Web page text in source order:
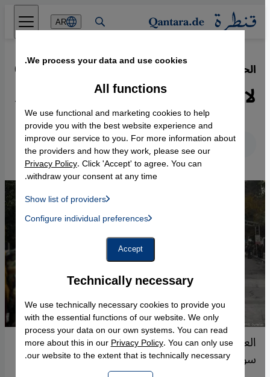
Direkt zum Inhalt springen
AR
الحرب السورية وعودة اللاجئين السوريين·
07.07.2019
لا سلام في سوريا بوجود الأسد
Deutsch
English عربي
العفو الدولية: عودة اللاجئين السوريين في لبنان إلى
سوريا سابقة لأوانها.
We process your data and use cookies.
Technically necessary
We use technically necessary cookies to provide you
with the essential functions of our website. We only
process your data on our own systems. You can read
more about this in ourPrivacy Policy. You can only use
our website to the extent that is technically necessary.
All functions
We use functional and marketing cookies to help
provide you with the best website experience and
improve our service to you. For more information about
the providers and how they work, please see our
Privacy Policy. Click 'Accept' to agree. You can
withdraw your consent at any time.
Show list of providers
Instagram Embed, Twitter Embed, Youtube Embed
Facebook Embed / Facebook Connect
Google Maps Embed
Configure individual preferences
Accept